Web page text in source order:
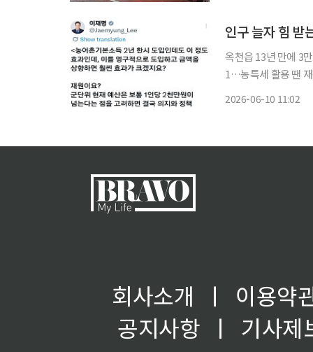
옥천읍 13년 만에 3
1…농특세 활용 땐 재
2026-06-10 11:02
회사소개 ㅣ
이용약
공지사항
ㅣ
기사제